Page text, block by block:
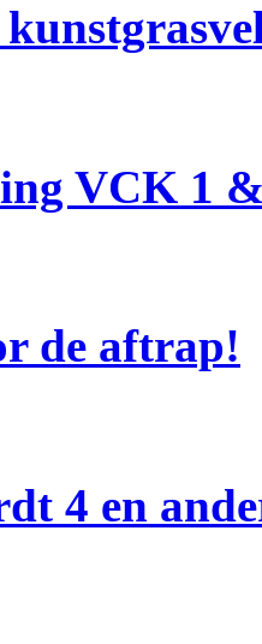
VCK 1
de aftrap!
4 en